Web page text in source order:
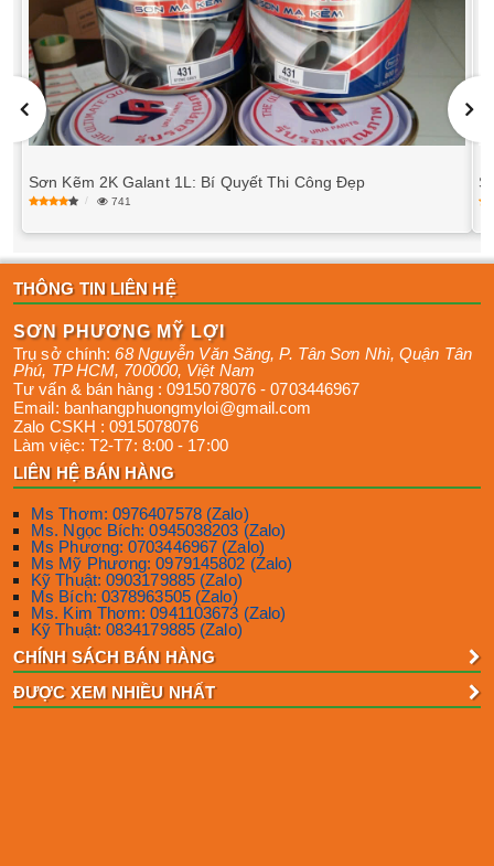
Sơn Kẽm 2K Galant 1L: Bí Quyết Thi Công Đẹp
741
THÔNG TIN LIÊN HỆ
SƠN PHƯƠNG MỸ LỢI
Trụ sở chính:68 Nguyễn Văn Săng, P. Tân Sơn Nhì,Quận Tân
Phú, TP HCM, 700000, Việt Nam
Tư vấn & bán hàng : 0915078076 -0703446967
Email: banhangphuongmyloi@gmail.com
Zalo CSKH :0915078076
Làm việc: T2-T7: 8:00 - 17:00
LIÊN HỆ BÁN HÀNG
Ms Thơm: 0976407578 (Zalo)
Ms. Ngọc Bích: 0945038203 (Zalo)
Ms Phương: 0703446967 (Zalo)
Ms Mỹ Phương: 0979145802 (Zalo)
Kỹ Thuật: 0903179885 (Zalo)
Ms Bích: 0378963505 (Zalo)
Ms. Kim Thơm: 0941103673 (Zalo)
Kỹ Thuật: 0834179885 (Zalo)
CHÍNH SÁCH BÁN HÀNG
ĐƯỢC XEM NHIỀU NHẤT